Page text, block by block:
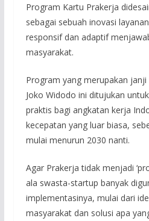
Program Kartu Prakerja
sebagai sebuah inovasi
responsif dan adaptif
masyarakat.
Program yang merupakan
Joko Widodo ini ditujukan
praktis bagi angkatan kerja
kecepatan yang luar biasa,
mulai menurun 2030 nanti.
Agar Prakerja tidak menjadi
ala swasta-startup banyak
implementasinya, mulai dari
masyarakat dan solusi apa